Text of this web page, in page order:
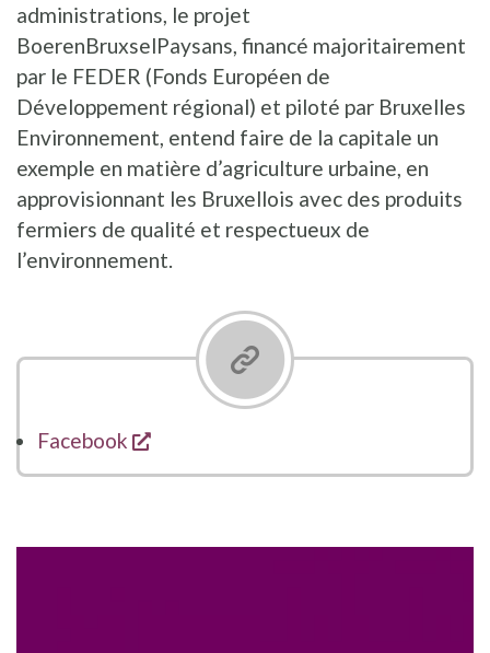
administrations, le projet
BoerenBruxselPaysans, financé majoritairement
par le FEDER (Fonds Européen de
Développement régional) et piloté par Bruxelles
Environnement, entend faire de la capitale un
exemple en matière d’agriculture urbaine, en
approvisionnant les Bruxellois avec des produits
fermiers de qualité et respectueux de
l’environnement.
Facebook opent een nieuw venster